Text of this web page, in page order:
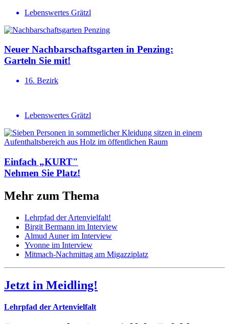
Lebenswertes Grätzl
Neuer Nachbar­schafts­garten in Penzing:
Garteln Sie mit!
16. Bezirk
Lebenswertes Grätzl
Einfach „KURT"
Nehmen Sie Platz!
Mehr zum Thema
Lehrpfad der Artenvielfalt!
Birgit Bermann im Interview
Almud Auner im Interview
Yvonne im Interview
Mitmach-Nachmittag am Migazziplatz
Jetzt in Meidling!
Lehrpfad der Artenvielfalt